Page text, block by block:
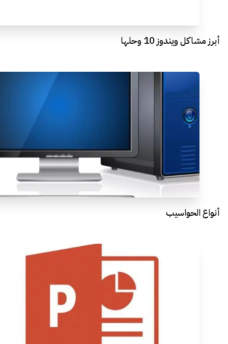
أبرز مشاكل ويندوز 10 وحلها
أنواع الحواسيب